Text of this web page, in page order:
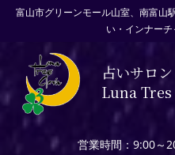
富山市グリーンモール山室、南富山
い・インナー
占いサロン
Luna
営業時間：9:00～